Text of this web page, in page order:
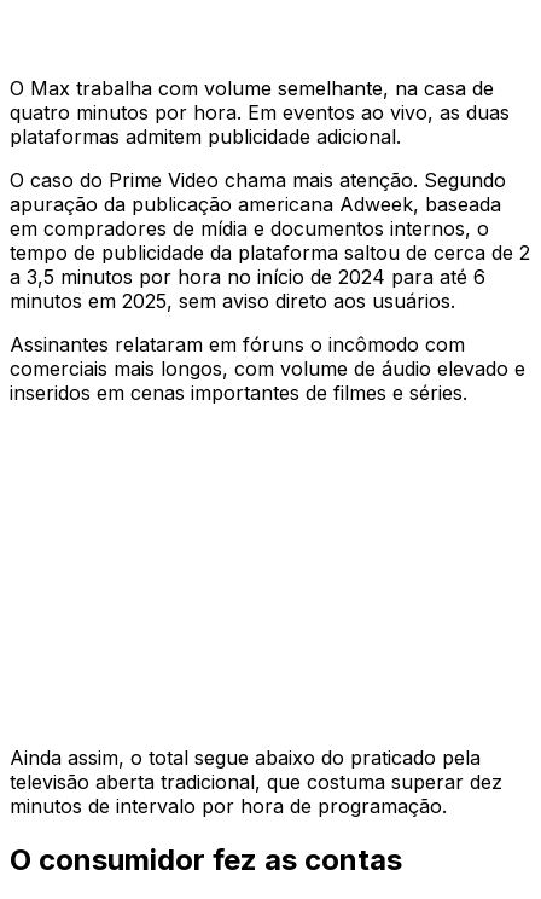
O Max trabalha com volume semelhante, na casa de
quatro minutos por hora. Em eventos ao vivo, as duas
plataformas admitem publicidade adicional.
O caso do Prime Video chama mais atenção. Segundo
apuração da publicação americana Adweek, baseada
em compradores de mídia e documentos internos, o
tempo de publicidade da plataforma saltou de cerca de 2
a 3,5 minutos por hora no início de 2024 para até 6
minutos em 2025, sem aviso direto aos usuários.
Assinantes relataram em fóruns o incômodo com
comerciais mais longos, com volume de áudio elevado e
inseridos em cenas importantes de filmes e séries.
Ainda assim, o total segue abaixo do praticado pela
televisão aberta tradicional, que costuma superar dez
minutos de intervalo por hora de programação.
O consumidor fez as contas